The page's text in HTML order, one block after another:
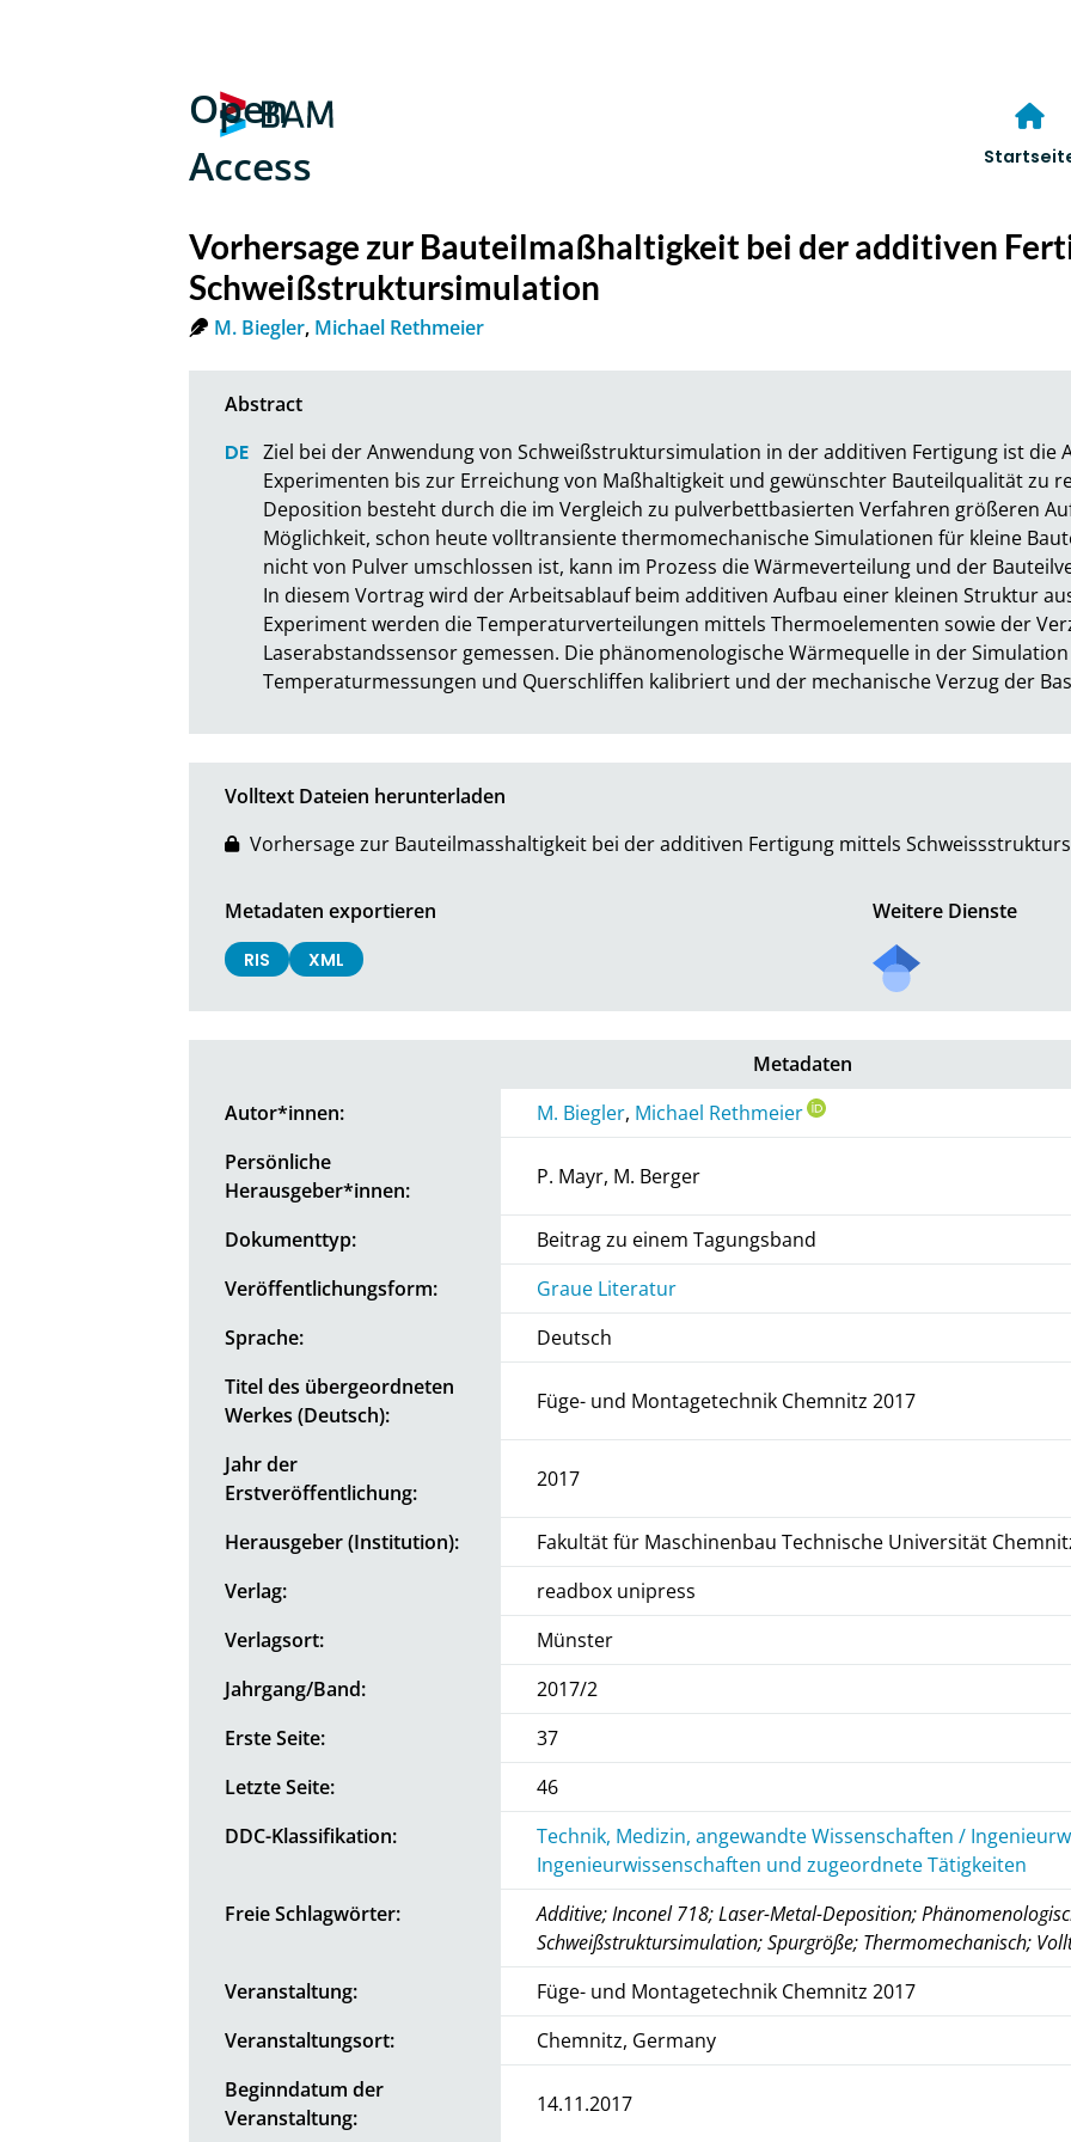
Open
Access
Vorhersage zur Bauteilmaßhaltigkeit bei der additiven
Schweißstruktursimulation
M. Biegler, Michael Rethmeier
Ziel bei der Anwendung von Schweißstruktursimulation in der additiven Fertigung ist die
Experimenten bis zur Erreichung von Maßhaltigkeit und gewünschter Bauteilqualität zu
Deposition besteht durch die im Vergleich zu pulverbettbasierten Verfahren größeren
Möglichkeit, schon heute volltransiente thermomechanische Simulationen für kleine
nicht von Pulver umschlossen ist, kann im Prozess die Wärmeverteilung und der
In diesem Vortrag wird der Arbeitsablauf beim additiven Aufbau einer kleinen Struktur
Experiment werden die Temperaturverteilungen mittels Thermoelementen sowie der
Laserabstandssensor gemessen. Die phänomenologische Wärmequelle in der
Temperaturmessungen und Querschliffen kalibriert und der mechanische Verzug der
Volltext Dateien herunterladen
Vorhersage zur Bauteilmasshaltigkeit bei der additiven Fertigung mittels
Metadaten exportieren
RIS XML
Weitere Dienste
Metadaten
Autor*innen:
M. Biegler, Michael Rethmeier
Persönliche
Herausgeber*innen:
P. Mayr, M. Berger
Dokumenttyp:
Beitrag zu einem Tagungsband
Veröffentlichungsform:
Graue Literatur
Sprache:
Deutsch
Titel des übergeordneten
Werkes (Deutsch):
Füge- und Montagetechnik Chemnitz 2017
Jahr der
Erstveröffentlichung:
2017
Herausgeber (Institution):
Fakultät für Maschinenbau Technische Universität
Verlag:
readbox unipress
Verlagsort:
Münster
Jahrgang/Band:
2017/2
Erste Seite:
37
Letzte Seite:
46
DDC-Klassifikation:
Technik, Medizin, angewandte Wissenschaften /
Ingenieurwissenschaften und zugeordnete Tätigkeiten
Freie Schlagwörter:
Additive; Inconel 718; Laser-Metal-Deposition;
Schweißstruktursimulation; Spurgröße; Thermomechanisch;
Veranstaltung:
Füge- und Montagetechnik Chemnitz 2017
Veranstaltungsort:
Chemnitz, Germany
Beginndatum der
Veranstaltung:
14.11.2017